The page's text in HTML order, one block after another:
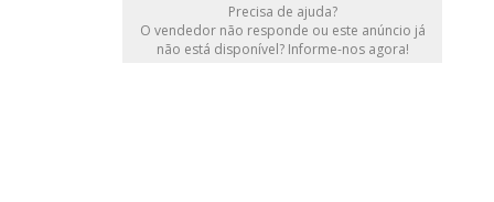
Precisa de ajuda?
O vendedor não responde ou este anúncio já
não está disponível? Informe-nos agora!